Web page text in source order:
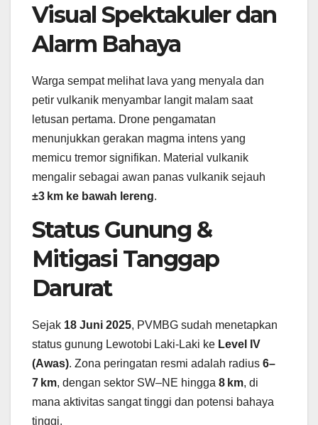
Visual Spektakuler dan
Alarm Bahaya
Warga sempat melihat lava yang menyala dan
petir vulkanik menyambar langit malam saat
letusan pertama. Drone pengamatan
menunjukkan gerakan magma intens yang
memicu tremor signifikan. Material vulkanik
mengalir sebagai awan panas vulkanik sejauh
±3 km ke bawah lereng.
Status Gunung &
Mitigasi Tanggap
Darurat
Sejak 18 Juni 2025, PVMBG sudah menetapkan
status gunung Lewotobi Laki‑Laki ke Level IV
(Awas). Zona peringatan resmi adalah radius 6–
7 km, dengan sektor SW–NE hingga 8 km, di
mana aktivitas sangat tinggi dan potensi bahaya
tinggi.